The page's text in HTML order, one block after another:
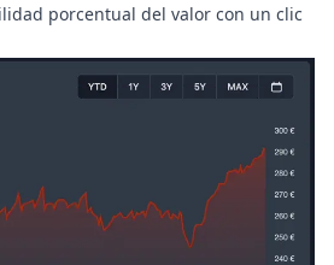
porcentual del valor con un clic